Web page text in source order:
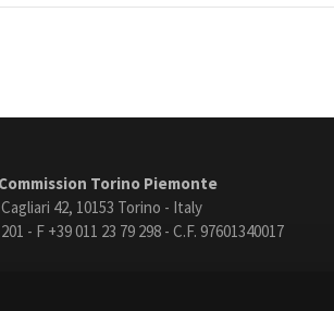
Torino Piemonte
42, 10153 Torino - Italy
- F +39 011 23 79 298 - C.F. 97601340017